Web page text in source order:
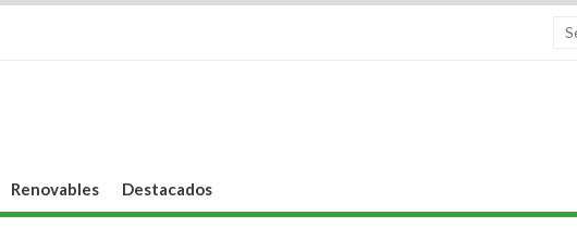
Renovables Destacados